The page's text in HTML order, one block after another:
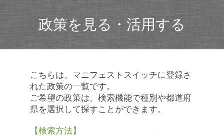
政策を見る・活用する
こちらは、マニフェストスイッチに登録さ
れた政策の一覧です。
ご希望の政策は、検索機能で種別や都道府
県を選択して探すことができます。
【検索方法】